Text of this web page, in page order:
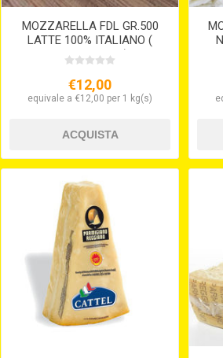
MOZZARELLA FDL GR.500
LATTE 100% ITALIANO (
gr.500 x 6 IN ACQUA) SOLO
€12,00
equivale a €12,00 per 1 kg(s)